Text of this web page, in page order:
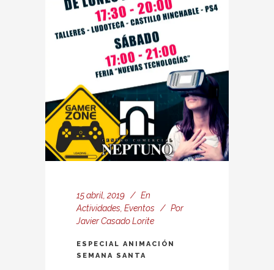
15 abril, 2019
En
Actividades, Eventos
Por
Javier Casado Lorite
ESPECIAL ANIMACIÓN
SEMANA SANTA